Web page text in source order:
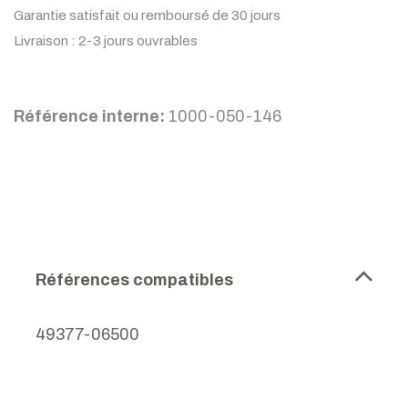
Garantie satisfait ou remboursé de 30 jours
Livraison : 2-3 jours ouvrables
Référence interne: 1000-050-146
Références compatibles
49377-06500